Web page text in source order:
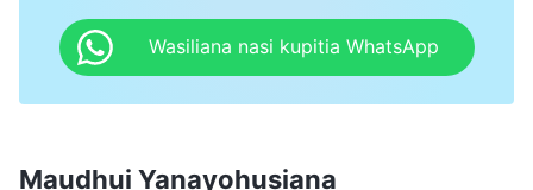
kuhusu Mungu, na anaweza kumwachia
Wasiliana nasi kupitia WhatsApp
Maudhui Yanayohusiana